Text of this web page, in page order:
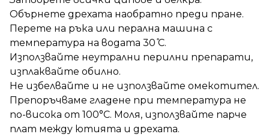
Обърнете дрехата наобратно преди пране.
Перете на ръка или перална машина с
температура на водата 30 ̊С.
Използвайте неутрални перилни препарати,
изплаквайте обилно.
Не избелвайте и не използвайте омекотител.
Препоръчваме гладене при температура не
по-висока от 100°C. Моля, използвайте парче
плат между ютията и дрехата.